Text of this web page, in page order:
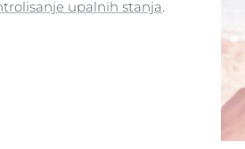
upalnih stanja